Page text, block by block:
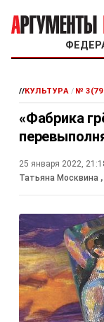
//КУЛЬТУРА / №
«Фабрика
25 января 2022,
Татьяна Москвина